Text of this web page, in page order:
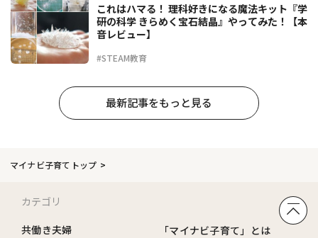
#STEAM教育
これはハマる！ 理科好きになる魔法キット『学
研の科学 きらめく宝石結晶』やってみた！【本
音レビュー】
最新記事をもっと見る
マイナビ子育てトップ
カテゴリ
共働き夫婦
「マイナビ子育て」とは